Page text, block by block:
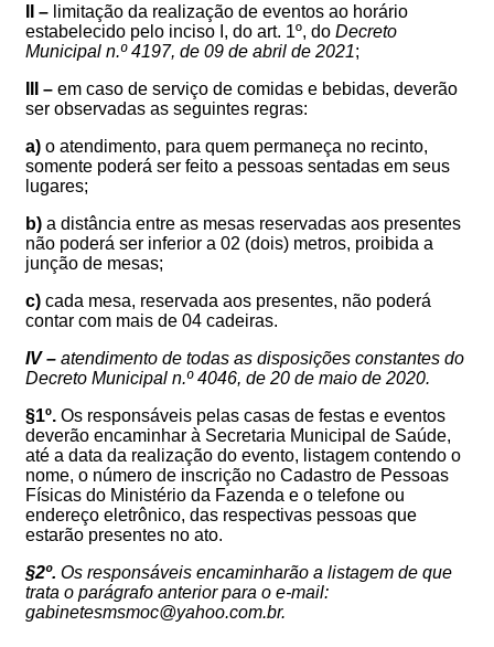
II – limitação da realização de eventos ao horário
estabelecido pelo inciso I, do art. 1º, do Decreto
Municipal n.º 4197, de 09 de abril de 2021;
III – em caso de serviço de comidas e bebidas, deverão
ser observadas as seguintes regras:
a) o atendimento, para quem permaneça no recinto,
somente poderá ser feito a pessoas sentadas em seus
lugares;
b) a distância entre as mesas reservadas aos presentes
não poderá ser inferior a 02 (dois) metros, proibida a
junção de mesas;
c) cada mesa, reservada aos presentes, não poderá
contar com mais de 04 cadeiras.
IV – atendimento de todas as disposições constantes do
Decreto Municipal n.º 4046, de 20 de maio de 2020.
§1º. Os responsáveis pelas casas de festas e eventos
deverão encaminhar à Secretaria Municipal de Saúde,
até a data da realização do evento, listagem contendo o
nome, o número de inscrição no Cadastro de Pessoas
Físicas do Ministério da Fazenda e o telefone ou
endereço eletrônico, das respectivas pessoas que
estarão presentes no ato.
§2º. Os responsáveis encaminharão a listagem de que
trata o parágrafo anterior para o e-mail:
gabinetesmsmoc@yahoo.com.br.